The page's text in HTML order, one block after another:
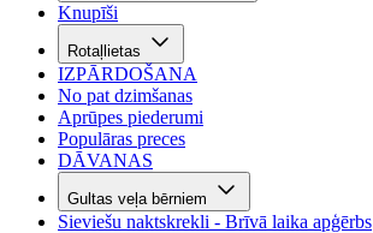
Knupīši
Rotaļlietas
IZPĀRDOŠANA
No pat dzimšanas
Aprūpes piederumi
Populāras preces
DĀVANAS
Gultas veļa bērniem
Sieviešu naktskrekli - Brīvā laika apģērbs